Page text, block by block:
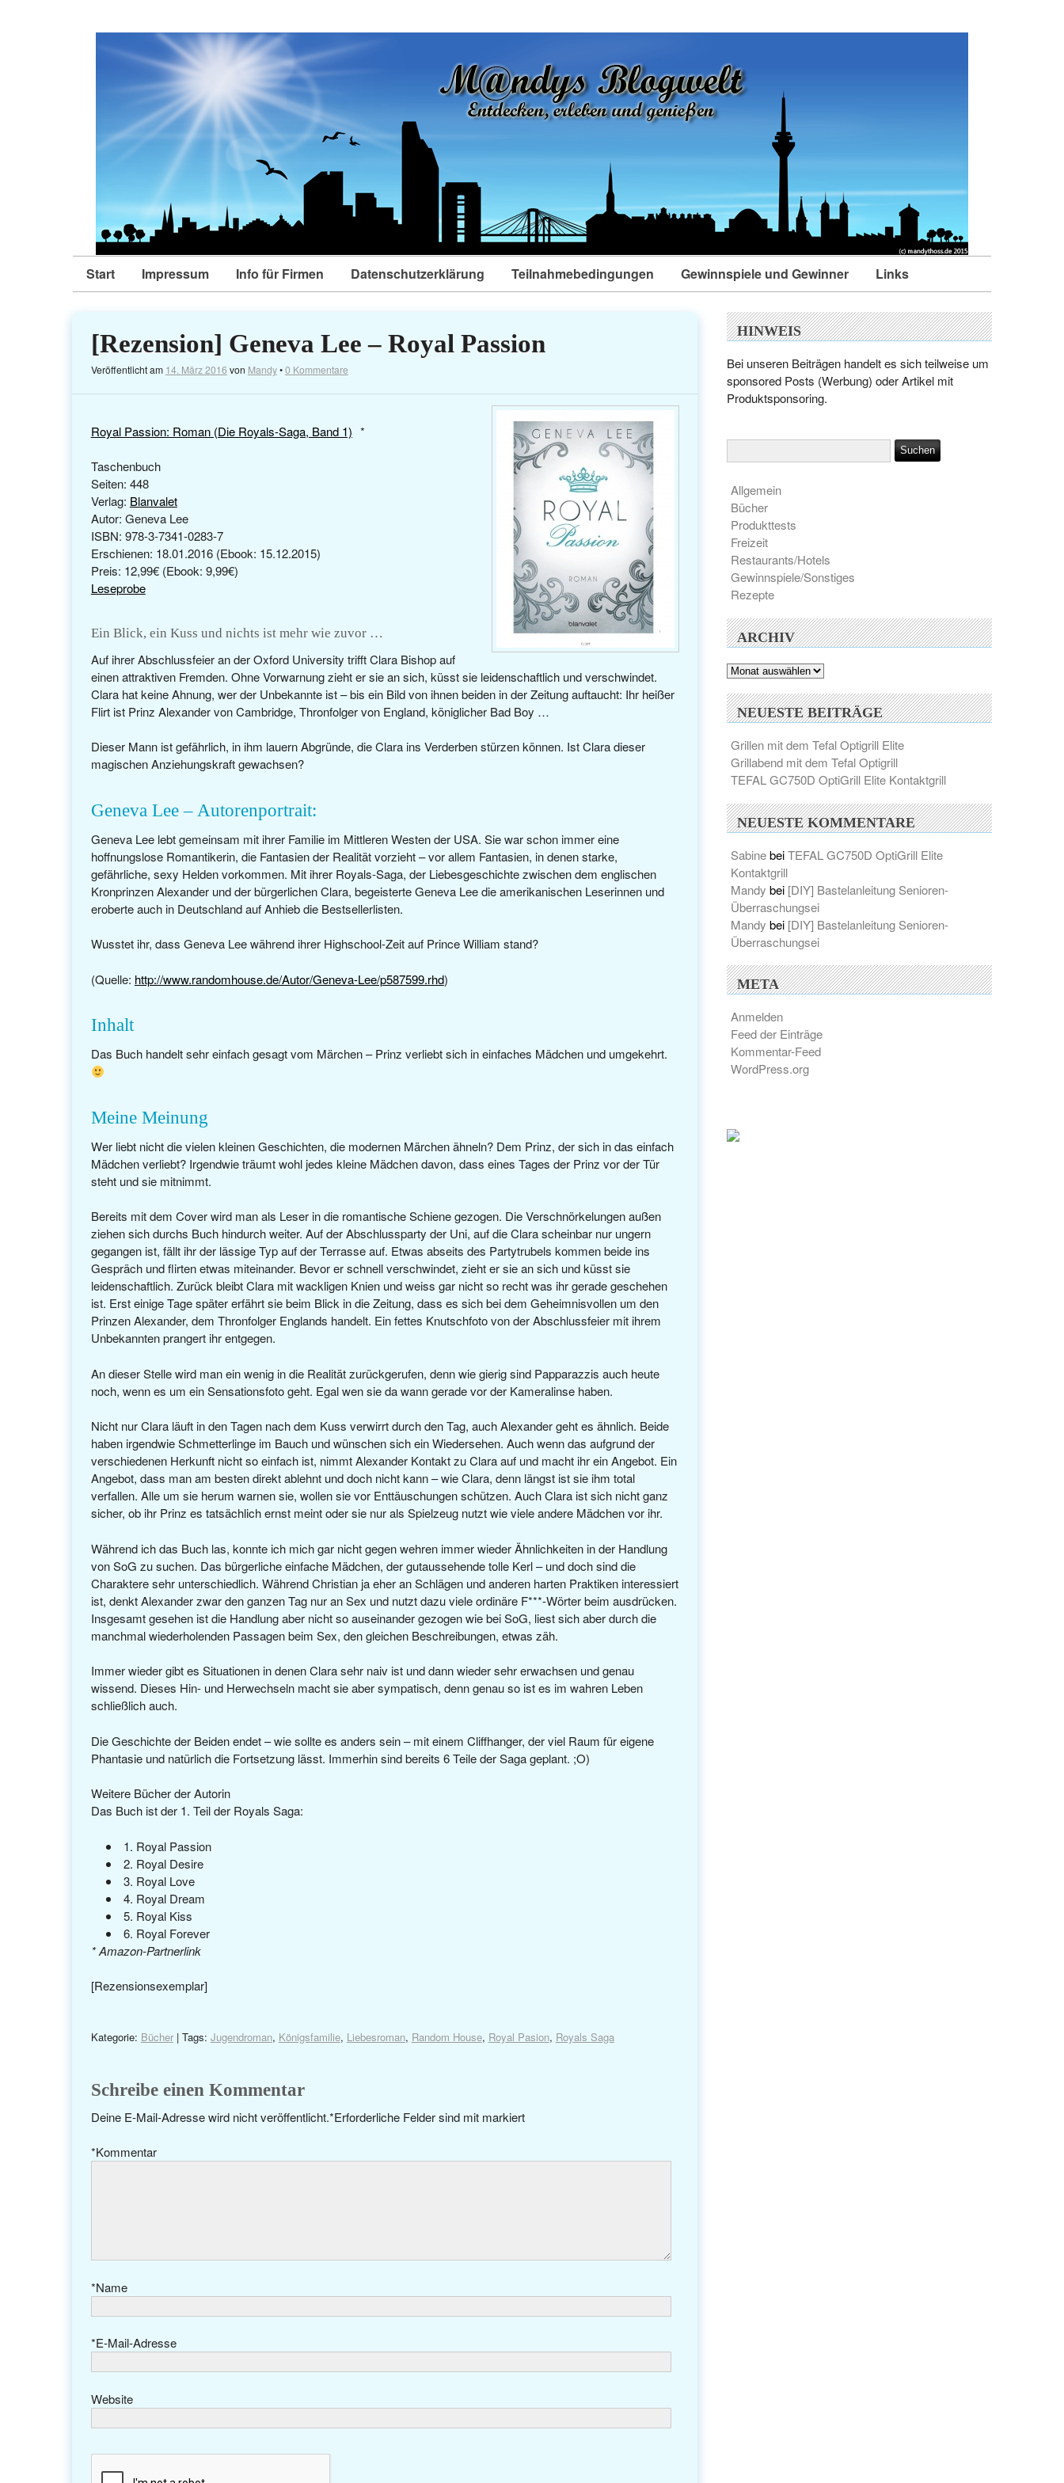
Start Impressum Info für Firmen Datenschutzerklärung Teilnahmebedingungen Gewinnspiele und Gewinner Links
[Rezension] Geneva Lee – Royal Passion
Veröffentlicht am 14. März 2016 von Mandy•0 Kommentare
Royal Passion: Roman (Die Royals-Saga, Band 1) *
Taschenbuch
Seiten: 448
Verlag: Blanvalet
Autor: Geneva Lee
ISBN: 978-3-7341-0283-7
Erschienen: 18.01.2016 (Ebook: 15.12.2015)
Preis: 12,99€(Ebook: 9,99€)
Leseprobe
Ein Blick, ein Kuss und nichts ist mehr wie zuvor …
Auf ihrer Abschlussfeier an der Oxford University trifft Clara Bishop auf
einen attraktiven Fremden. Ohne Vorwarnung zieht er sie an sich, küsst sie leidenschaftlich und verschwindet.
Clara hat keine Ahnung, wer der Unbekannte ist – bis ein Bild von ihnen beiden in der Zeitung auftaucht: Ihr heißer
Flirt ist Prinz Alexander von Cambridge, Thronfolger von England, königlicher Bad Boy …
Dieser Mann ist gefährlich, in ihm lauern Abgründe, die Clara ins Verderben stürzen können. Ist Clara dieser
magischen Anziehungskraft gewachsen?
Geneva Lee – Autorenportrait:
Geneva Lee lebt gemeinsam mit ihrer Familie im Mittleren Westen der USA. Sie war schon immer eine
hoffnungslose Romantikerin, die Fantasien der Realität vorzieht – vor allem Fantasien, in denen starke,
gefährliche, sexy Helden vorkommen. Mit ihrer Royals-Saga, der Liebesgeschichte zwischen dem englischen
Kronprinzen Alexander und der bürgerlichen Clara, begeisterte Geneva Lee die amerikanischen Leserinnen und
eroberte auch in Deutschland auf Anhieb die Bestsellerlisten.
Wusstet ihr, dass Geneva Lee während ihrer Highschool-Zeit auf Prince William stand?
(Quelle: http://www.randomhouse.de/Autor/Geneva-Lee/p587599.rhd)
Inhalt
Das Buch handelt sehr einfach gesagt vom Märchen – Prinz verliebt sich in einfaches Mädchen und umgekehrt.
Meine Meinung
Wer liebt nicht die vielen kleinen Geschichten, die modernen Märchen ähneln? Dem Prinz, der sich in das einfach
Mädchen verliebt? Irgendwie träumt wohl jedes kleine Mädchen davon, dass eines Tages der Prinz vor der Tür
steht und sie mitnimmt.
Bereits mit dem Cover wird man als Leser in die romantische Schiene gezogen. Die Verschnörkelungen außen
ziehen sich durchs Buch hindurch weiter. Auf der Abschlussparty der Uni, auf die Clara scheinbar nur ungern
gegangen ist, fällt ihr der lässige Typ auf der Terrasse auf. Etwas abseits des Partytrubels kommen beide ins
Gespräch und flirten etwas miteinander. Bevor er schnell verschwindet, zieht er sie an sich und küsst sie
leidenschaftlich. Zurück bleibt Clara mit wackligen Knien und weiss gar nicht so recht was ihr gerade geschehen
ist. Erst einige Tage später erfährt sie beim Blick in die Zeitung, dass es sich bei dem Geheimnisvollen um den
Prinzen Alexander, dem Thronfolger Englands handelt. Ein fettes Knutschfoto von der Abschlussfeier mit ihrem
Unbekannten prangert ihr entgegen.
An dieser Stelle wird man ein wenig in die Realität zurückgerufen, denn wie gierig sind Papparazzis auch heute
noch, wenn es um ein Sensationsfoto geht. Egal wen sie da wann gerade vor der Kameralinse haben.
Nicht nur Clara läuft in den Tagen nach dem Kuss verwirrt durch den Tag, auch Alexander geht es ähnlich. Beide
haben irgendwie Schmetterlinge im Bauch und wünschen sich ein Wiedersehen. Auch wenn das aufgrund der
verschiedenen Herkunft nicht so einfach ist, nimmt Alexander Kontakt zu Clara auf und macht ihr ein Angebot. Ein
Angebot, dass man am besten direkt ablehnt und doch nicht kann – wie Clara, denn längst ist sie ihm total
verfallen. Alle um sie herum warnen sie, wollen sie vor Enttäuschungen schützen. Auch Clara ist sich nicht ganz
sicher, ob ihr Prinz es tatsächlich ernst meint oder sie nur als Spielzeug nutzt wie viele andere Mädchen vor ihr.
Während ich das Buch las, konnte ich mich gar nicht gegen wehren immer wieder Ähnlichkeiten in der Handlung
von SoG zu suchen. Das bürgerliche einfache Mädchen, der gutaussehende tolle Kerl – und doch sind die
Charaktere sehr unterschiedlich. Während Christian ja eher an Schlägen und anderen harten Praktiken interessiert
ist, denkt Alexander zwar den ganzen Tag nur an Sex und nutzt dazu viele ordinäre F***-Wörter beim ausdrücken.
Insgesamt gesehen ist die Handlung aber nicht so auseinander gezogen wie bei SoG, liest sich aber durch die
manchmal wiederholenden Passagen beim Sex, den gleichen Beschreibungen, etwas zäh.
Immer wieder gibt es Situationen in denen Clara sehr naiv ist und dann wieder sehr erwachsen und genau
wissend. Dieses Hin- und Herwechseln macht sie aber sympatisch, denn genau so ist es im wahren Leben
schließlich auch.
Die Geschichte der Beiden endet – wie sollte es anders sein – mit einem Cliffhanger, der viel Raum für eigene
Phantasie und natürlich die Fortsetzung lässt. Immerhin sind bereits 6 Teile der Saga geplant. ;O)
Weitere Bücher der Autorin
Das Buch ist der 1. Teil der Royals Saga:
1. Royal Passion
2. Royal Desire
3. Royal Love
4. Royal Dream
5. Royal Kiss
6. Royal Forever
* Amazon-Partnerlink
[Rezensionsexemplar]
Kategorie: Bücher| Tags: Jugendroman, Königsfamilie, Liebesroman, Random House, Royal Pasion, Royals Saga
Schreibe einen Kommentar
Deine E-Mail-Adresse wird nicht veröffentlicht. Erforderliche Felder sind mit
* markiert
Kommentar
*
Name
*
E-Mail-Adresse
*
Website
HINWEIS
Bei unseren Beiträgen handelt es sich teilweise um
sponsored Posts (Werbung) oder Artikel mit
Produktsponsoring.
Allgemein
Bücher
Produkttests
Freizeit
Restaurants/Hotels
Gewinnspiele/Sonstiges
Rezepte
ARCHIV
Archiv
NEUESTE BEITRÄGE
Grillen mit dem Tefal Optigrill Elite
Grillabend mit dem Tefal Optigrill
TEFAL GC750D OptiGrill Elite Kontaktgrill
NEUESTE KOMMENTARE
SabinebeiTEFAL GC750D OptiGrill Elite
Kontaktgrill
Mandy bei [DIY] Bastelanleitung Senioren-
Überraschungsei
Mandy bei [DIY] Bastelanleitung Senioren-
Überraschungsei
META
Anmelden
Feed der Einträge
Kommentar-Feed
WordPress.org